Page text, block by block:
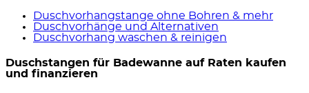
Duschvorhangstange ohne Bohren & mehr
Duschvorhänge und Alternativen
Duschvorhang waschen & reinigen
Duschstangen für Badewanne auf Raten kaufen
und finanzieren